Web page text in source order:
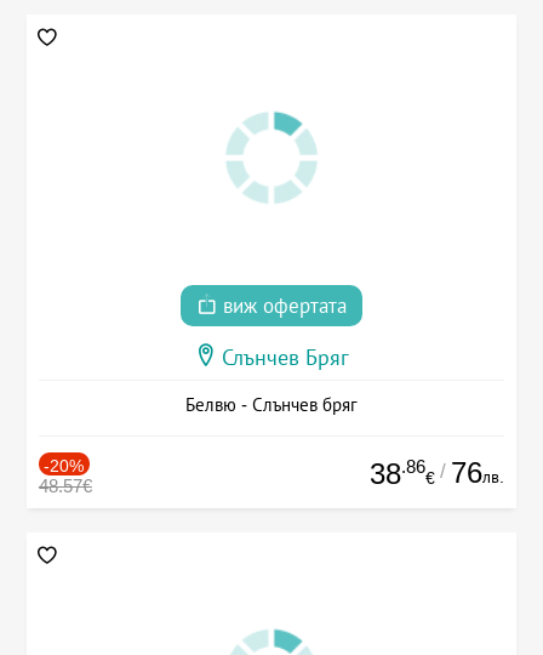
виж офертата
Слънчев Бряг
Белвю - Слънчев бряг
-20%
48.57€ 38.86
€ / 76лв.